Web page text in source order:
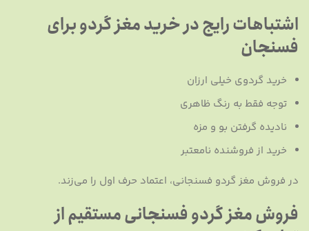
اشتباهات رایج در خرید مغز گردو برای
فسنجان
خرید گردوی خیلی ارزان
توجه فقط به رنگ ظاهری
نادیده گرفتن بو و مزه
خرید از فروشنده نامعتبر
در فروش مغز گردو فسنجانی، اعتماد حرف اول را می‌زند.
فروش مغز گردو فسنجانی مستقیم از